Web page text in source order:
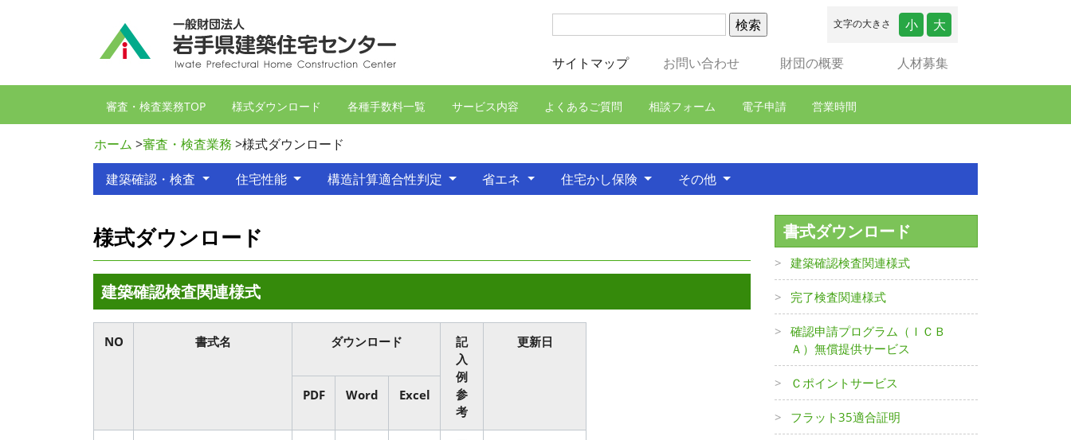
文字の大きさ 小 大
サイトマップ(current)お問い合わせ 財団の概要 人材募集
審査・検査業務TOP 様式ダウンロード 各種手数料一覧 サービス内容 よくあるご質問 相談フォーム 電子申請 営業時間
ホーム >審査・検査業務 >様式ダウンロード
建築確認・検査 住宅性能 構造計算適合性判定 省エネ 住宅かし保険 その他
様式ダウンロード
建築確認検査関連様式
NO 書式名 ダウンロード
記
入
例
参
考
更新日
PDF Word Excel
書式ダウンロード
建築確認検査関連様式
完了検査関連様式
確認申請プログラム（ＩＣＢ
Ａ）無償提供サービス
Ｃポイントサービス
フラット35適合証明